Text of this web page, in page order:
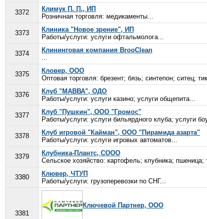
3372
Климук П. П., ИП
Розничная торговля: медикаменты...
3373
Клиника "Новое зрение", ИП
Работы/услуги: услуги офтальмолога...
3374
Клининговая компания BrooClean
...
3375
Кловер, ООО
Оптовая торговля: брезент; бязь; синтепон; ситец;
3376
Клуб "МАВВА", ОДО
Работы/услуги: услуги казино; услуги общепита...
3377
Клуб "Пушкин", ООО "Громос"
Работы/услуги: услуги бильярдного клуба; услуги
3378
Клуб игровой "Кайман", ООО "Пирамида азарта"
Работы/услуги: услуги игровых автоматов...
3379
Клубника-Плантс, СООО
Сельское хозяйство: картофель; клубника; пшеница;
3380
Клювер, ЧТУП
Работы/услуги: грузоперевозки по СНГ...
3381
Ключевой Партнер, ООО